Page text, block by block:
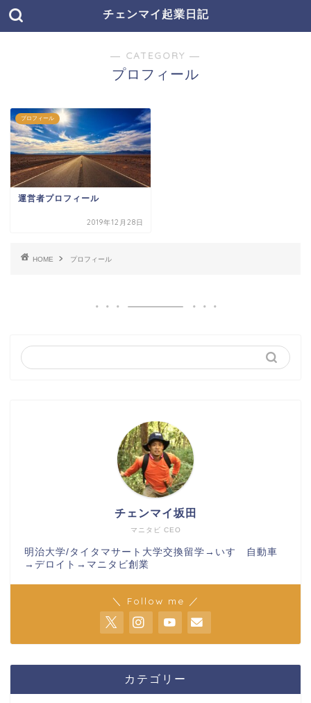
チェンマイ起業日記
― CATEGORY ―
プロフィール
プロフィール
運営者プロフィール
2019年12月28日
HOME プロフィール
マニタビ CEO
チェンマイ坂田
明治大学/タイタマサート大学交換留学→いすゞ自動車
→デロイト→マニタビ創業
＼ Follow me ／
カテゴリー